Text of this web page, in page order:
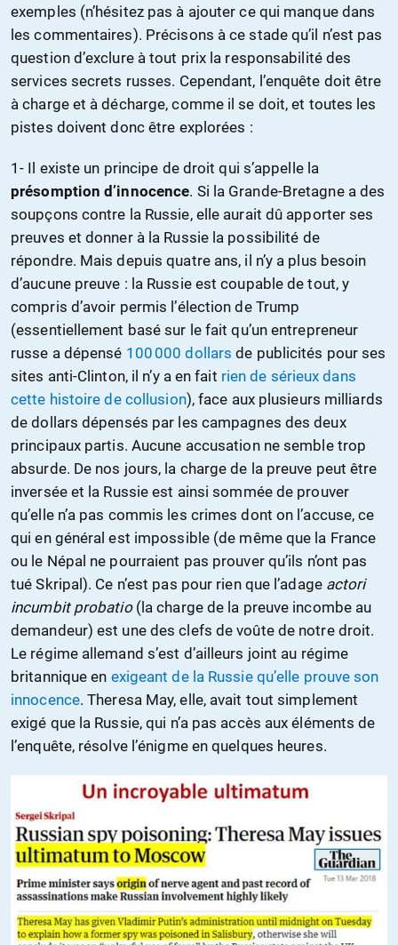
exemples (n’hésitez pas à ajouter ce qui manque dans
les commentaires). Précisons à ce stade qu’il n’est pas
question d’exclure à tout prix la responsabilité des
services secrets russes. Cependant, l’enquête doit être
à charge et à décharge, comme il se doit, et toutes les
pistes doivent donc être explorées :
1- Il existe un principe de droit qui s’appelle la
présomption d’innocence. Si la Grande-Bretagne a des
soupçons contre la Russie, elle aurait dû apporter ses
preuves et donner à la Russie la possibilité de
répondre. Mais depuis quatre ans, il n’y a plus besoin
d’aucune preuve : la Russie est coupable de tout, y
compris d’avoir permis l’élection de Trump
(essentiellement basé sur le fait qu’un entrepreneur
russe a dépensé 100 000 dollars de publicités pour ses
sites anti-Clinton, il n’y a en fait rien de sérieux dans
cette histoire de collusion), face aux plusieurs milliards
de dollars dépensés par les campagnes des deux
principaux partis. Aucune accusation ne semble trop
absurde. De nos jours, la charge de la preuve peut être
inversée et la Russie est ainsi sommée de prouver
qu’elle n’a pas commis les crimes dont on l’accuse, ce
qui en général est impossible (de même que la France
ou le Népal ne pourraient pas prouver qu’ils n’ont pas
tué Skripal). Ce n’est pas pour rien que l’adage actori
incumbit probatio(la charge de la preuve incombe au
demandeur) est une des clefs de voûte de notre droit.
Le régime allemand s’est d’ailleurs joint au régime
britannique en exigeant de la Russie qu’elle prouve son
innocence. Theresa May, elle, avait tout simplement
exigé que la Russie, qui n’a pas accès aux éléments de
l’enquête, résolve l’énigme en quelques heures.